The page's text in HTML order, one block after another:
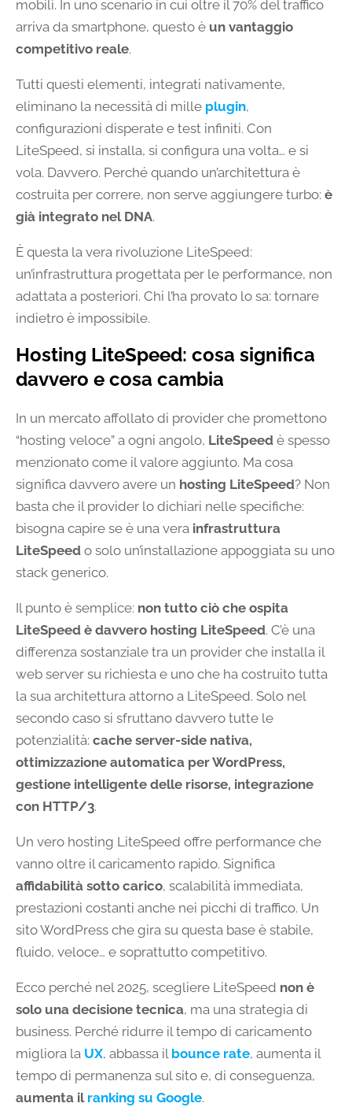
mobili. In uno scenario in cui oltre il 70% del traffico
arriva da smartphone, questo è un vantaggio
competitivo reale.
Tutti questi elementi, integrati nativamente,
eliminano la necessità di mille plugin,
configurazioni disperate e test infiniti. Con
LiteSpeed, si installa, si configura una volta… e si
vola. Davvero. Perché quando un’architettura è
costruita per correre, non serve aggiungere turbo: è
già integrato nel DNA.
È questa la vera rivoluzione LiteSpeed:
un’infrastruttura progettata per le performance, non
adattata a posteriori. Chi l’ha provato lo sa: tornare
indietro è impossibile.
Hosting LiteSpeed: cosa significa
davvero e cosa cambia
In un mercato affollato di provider che promettono
“hosting veloce” a ogni angolo, LiteSpeed è spesso
menzionato come il valore aggiunto. Ma cosa
significa davvero avere un hosting LiteSpeed? Non
basta che il provider lo dichiari nelle specifiche:
bisogna capire se è una vera infrastruttura
LiteSpeed o solo un’installazione appoggiata su uno
stack generico.
Il punto è semplice: non tutto ciò che ospita
LiteSpeed è davvero hosting LiteSpeed. C’è una
differenza sostanziale tra un provider che installa il
web server su richiesta e uno che ha costruito tutta
la sua architettura attorno a LiteSpeed. Solo nel
secondo caso si sfruttano davvero tutte le
potenzialità: cache server-side nativa,
ottimizzazione automatica per WordPress,
gestione intelligente delle risorse, integrazione
con HTTP/3.
Un vero hosting LiteSpeed offre performance che
vanno oltre il caricamento rapido. Significa
affidabilità sotto carico, scalabilità immediata,
prestazioni costanti anche nei picchi di traffico. Un
sito WordPress che gira su questa base è stabile,
fluido, veloce… e soprattutto competitivo.
Ecco perché nel 2025, scegliere LiteSpeed non è
solo una decisione tecnica, ma una strategia di
business. Perché ridurre il tempo di caricamento
migliora la UX, abbassa il bounce rate, aumenta il
tempo di permanenza sul sito e, di conseguenza,
aumenta il ranking su Google.